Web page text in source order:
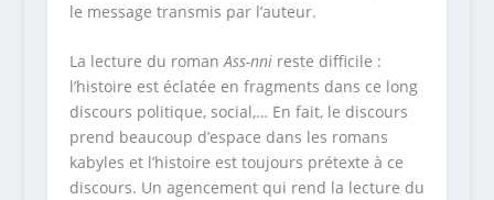
le message transmis par l’auteur.
La lecture du romanAss-nnireste difficile :
l’histoire est éclatée en fragments dans ce long
discours politique, social,… En fait, le discours
prend beaucoup d’espace dans les romans
kabyles et l’histoire est toujours prétexte à ce
discours. Un agencement qui rend la lecture du